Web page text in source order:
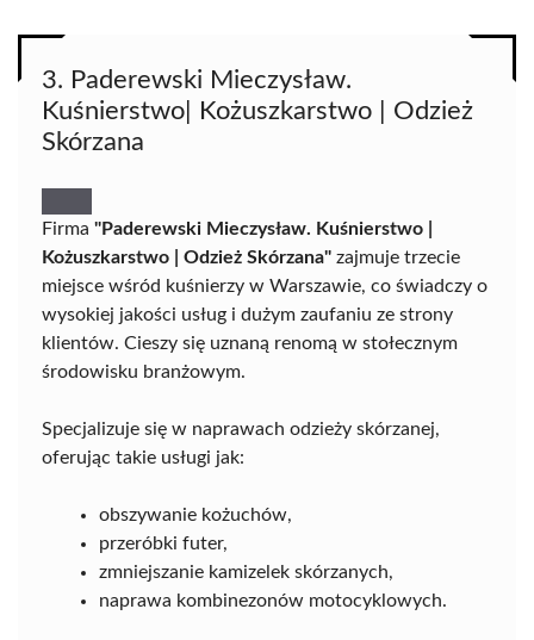
3. Paderewski Mieczysław.
Kuśnierstwo| Kożuszkarstwo | Odzież
Skórzana
Firma "Paderewski Mieczysław. Kuśnierstwo |
Kożuszkarstwo | Odzież Skórzana" zajmuje trzecie
miejsce wśród kuśnierzy w Warszawie, co świadczy o
wysokiej jakości usług i dużym zaufaniu ze strony
klientów. Cieszy się uznaną renomą w stołecznym
środowisku branżowym.
Specjalizuje się w naprawach odzieży skórzanej,
oferując takie usługi jak:
obszywanie kożuchów,
przeróbki futer,
zmniejszanie kamizelek skórzanych,
naprawa kombinezonów motocyklowych.